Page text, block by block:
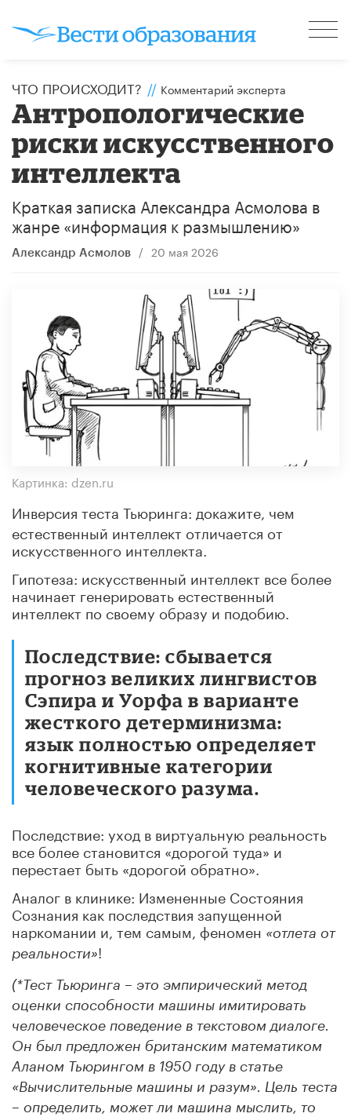
ЧТО ПРОИСХОДИТ? // Комментарий эксперта
Антропологические
риски искусственного
интеллекта
​Краткая записка Александра Асмолова в
жанре «информация к размышлению»
Александр Асмолов / 20 мая 2026
Картинка: dzen.ru
Инверсия теста Тьюринга: докажите, чем
естественный интеллект отличается от
искусственного интеллекта.
Гипотеза: искусственный интеллект все более
начинает генерировать естественный
интеллект по своему образу и подобию.
Последствие: сбывается
прогноз великих лингвистов
Сэпира и Уорфа в варианте
жесткого детерминизма:
язык полностью определяет
когнитивные категории
человеческого разума.
Последствие: уход в виртуальную реальность
все более становится «дорогой туда» и
перестает быть «дорогой обратно».
Аналог в клинике: Измененные Состояния
Сознания как последствия запущенной
наркомании и, тем самым, феномен «отлета от
реальности»!
(*Тест Тьюринга – это эмпирический метод
оценки способности машины имитировать
человеческое поведение в текстовом диалоге.
Он был предложен британским математиком
Аланом Тьюрингом в 1950 году в статье
«Вычислительные машины и разум». Цель теста
– определить, может ли машина мыслить, то